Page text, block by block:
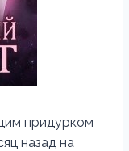
придурком
назад на